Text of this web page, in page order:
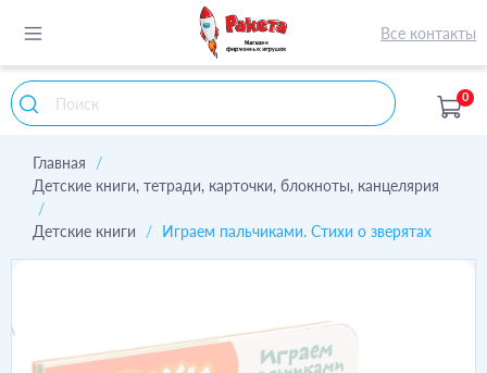
Все контакты
0
Главная
Детские книги, тетради, карточки, блокноты, канцелярия
Детские книги Играем пальчиками. Стихи о зверятах